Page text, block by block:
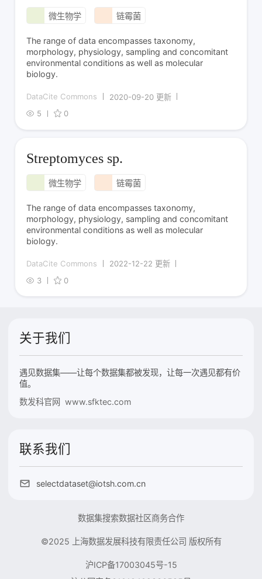
微生物学 链霉菌
The range of data encompasses taxonomy,
morphology, physiology, sampling and concomitant
environmental conditions as well as molecular
biology.
DataCite Commons
2020-09-20 更新
5
0
Streptomyces sp.
微生物学 链霉菌
The range of data encompasses taxonomy,
morphology, physiology, sampling and concomitant
environmental conditions as well as molecular
biology.
DataCite Commons
2022-12-22 更新
3
0
关于我们
遇见数据集——让每个数据集都被发现，让每一次遇见都有价
值。
数发科官网 www.sfktec.com
联系我们
selectdataset@iotsh.com.cn
数据集搜索数据社区商务合作
©2025 上海数据发展科技有限责任公司 版权所有
沪ICP备17003045号-15